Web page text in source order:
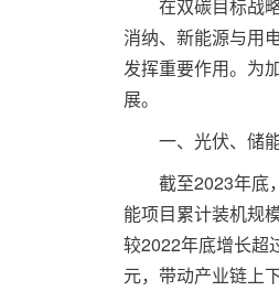
在双碳目标战略
消纳、新能源与用
发挥重要作用。为
展。
一、光伏、储能
截至2023年底，
能项目累计装机规
较2022年底增长超
元，带动产业链上